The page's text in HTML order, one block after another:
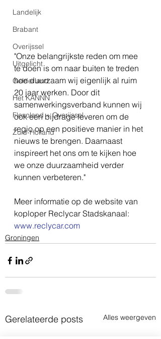
Landelijk
Brabant
Overijssel
Uitgelicht
Gelderland
Het KANNN
Flevoland + Overijssel
Zuid-Holland
"Onze belangrijkste reden om mee
te doen is om naar buiten te treden
hoe duurzaam wij eigenlijk al ruim
20 jaar werken. Door dit
samenwerkingsverband kunnen wij
ook een bijdrage leveren om de
regio op een positieve manier in het
nieuws te brengen. Daarnaast
inspireert het ons om te kijken hoe
we onze duurzaamheid verder
kunnen verbeteren."
Meer informatie op de website van
koploper Reclycar Stadskanaal:
www.reclycar.com
Groningen
Gerelateerde posts Alles weergeven